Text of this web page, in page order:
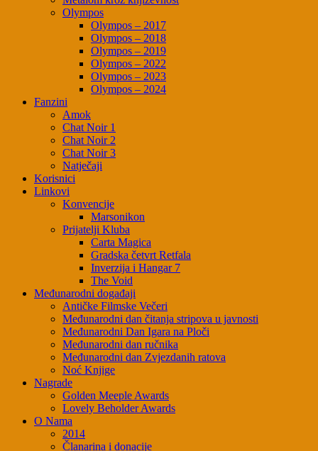
Olympos
Olympos – 2017
Olympos – 2018
Olympos – 2019
Olympos – 2022
Olympos – 2023
Olympos – 2024
Fanzini
Amok
Chat Noir 1
Chat Noir 2
Chat Noir 3
Natječaji
Korisnici
Linkovi
Konvencije
Marsonikon
Prijatelji Kluba
Carta Magica
Gradska četvrt Retfala
Inverzija i Hangar 7
The Void
Međunarodni događaji
Antičke Filmske Večeri
Međunarodni dan čitanja stripova u javnosti
Međunarodni Dan Igara na Ploči
Međunarodni dan ručnika
Međunarodni dan Zvjezdanih ratova
Noć Knjige
Nagrade
Golden Meeple Awards
Lovely Beholder Awards
O Nama
2014
Članarina i donacije